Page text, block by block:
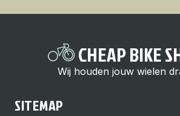
CHEAP BIKE
Wij houden jouw wielen
SITEMAP